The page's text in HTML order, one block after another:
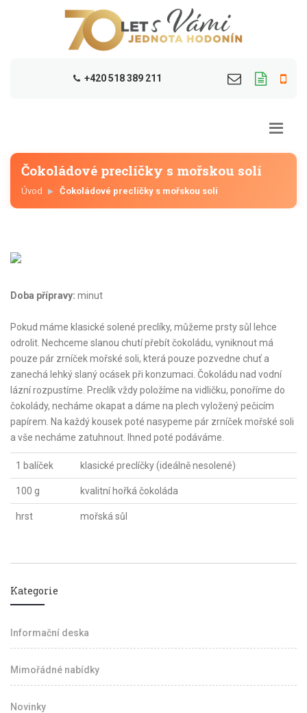
+420 518 389 211
Čokoládové preclíčky s mořskou solí
Úvod Čokoládové preclíčky s mořskou solí
Doba přípravy: minut
Pokud máme klasické solené preclíky, můžeme prsty sůl lehce
odrolit. Nechceme slanou chutí přebít čokoládu, vyniknout má
pouze pár zrníček mořské soli, která pouze pozvedne chuť a
zanechá lehký slaný ocásek při konzumaci. Čokoládu nad vodní
lázní rozpustíme. Preclík vždy položíme na vidličku, ponoříme do
čokolády, necháme okapat a dáme na plech vyložený pečicím
papírem. Na každý kousek poté nasypeme pár zrníček mořské soli
a vše necháme zatuhnout. Ihned poté podáváme.
1 balíček klasické preclíčky (ideálně nesolené)
100 g kvalitní hořká čokoláda
hrst mořská sůl
Kategorie
Informační deska
Mimořádné nabídky
Novinky